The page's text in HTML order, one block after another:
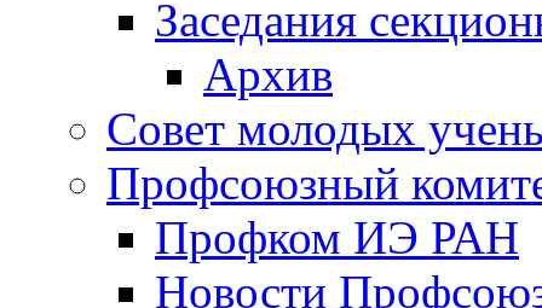
Заседания
Архив
Совет молодых
Профсоюзный
Профком ИЭ РАН
Новости